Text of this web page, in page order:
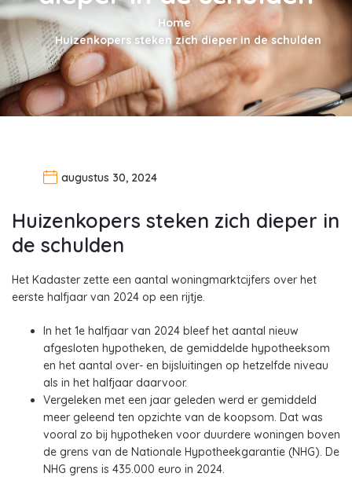
Home
Huizenkopers steken zich dieper in de schulden
augustus 30, 2024
Huizenkopers steken zich dieper in
de schulden
Het Kadaster zette een aantal woningmarktcijfers over het
eerste halfjaar van 2024 op een rijtje.
In het 1e halfjaar van 2024 bleef het aantal nieuw
afgesloten hypotheken, de gemiddelde hypotheeksom
en het aantal over- en bijsluitingen op hetzelfde niveau
als in het halfjaar daarvoor.
Vergeleken met een jaar geleden werd er gemiddeld
meer geleend ten opzichte van de koopsom. Dat was
vooral zo bij hypotheken voor duurdere woningen boven
de grens van de Nationale Hypotheekgarantie (NHG). De
NHG grens is 435.000 euro in 2024.